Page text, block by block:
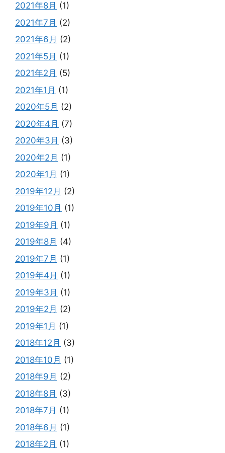
2021年8月 (1)
2021年7月 (2)
2021年6月 (2)
2021年5月 (1)
2021年2月 (5)
2021年1月 (1)
2020年5月 (2)
2020年4月 (7)
2020年3月 (3)
2020年2月 (1)
2020年1月 (1)
2019年12月 (2)
2019年10月 (1)
2019年9月 (1)
2019年8月 (4)
2019年7月 (1)
2019年4月 (1)
2019年3月 (1)
2019年2月 (2)
2019年1月 (1)
2018年12月 (3)
2018年10月 (1)
2018年9月 (2)
2018年8月 (3)
2018年7月 (1)
2018年6月 (1)
2018年2月 (1)